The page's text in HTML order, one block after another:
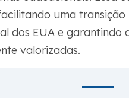
uma
dos EUA e garantindo
valorizadas.